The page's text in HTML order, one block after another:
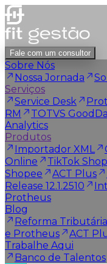
Fale com um consultor
Sobre Nós
Nossa Jornada
Serviços
Service Desk
RM
TOTVS
Analytics
Produtos
Importador XML
Online
TikTok Shop
Shopee
ACT Plus
Release 12.1.2510
Protheus
Blog
Reforma Tributária
e Protheus
ACT
Trabalhe Aqui
Banco de Talentos